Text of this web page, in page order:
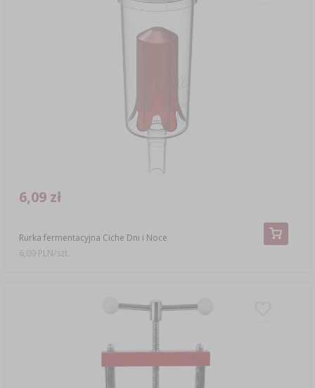
Rurka fermentacyjna Ciche Dni i Noce
6,09 zł
6,09 PLN/szt.